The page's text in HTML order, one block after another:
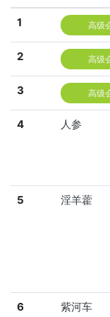
1 高级
2 高级
3 高级
4 人参
5 淫羊藿
6 紫河车